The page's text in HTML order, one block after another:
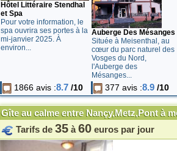
Hôtel Littéraire Stendhal
et Spa
Pour votre information, le
spa ouvrira ses portes à la
mi-janvier 2025. À
environ...
Auberge Des Mésanges
Située à Meisenthal, au
cœur du parc naturel des
Vosges du Nord,
l'Auberge des
Mésanges...
1866 avis :8.7 /10 377 avis :8.9 /10
Gîte au calme entre Nançy,Metz,Pont à
Tarifs de 35 à 60 euros par jour